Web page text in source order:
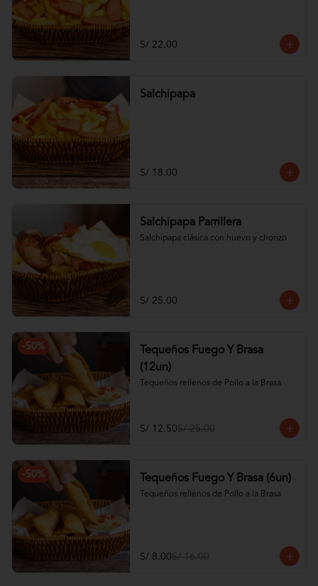
S/ 22.00
Salchipapa
S/ 18.00
Salchipapa Parrillera
Salchipapa clásica con huevo y chorizo
S/ 25.00
-50%
Tequeños Fuego Y Brasa
(12un)
Tequeños rellenos de Pollo a la Brasa
S/ 12.50S/ 25.00
-50% Tequeños Fuego Y Brasa (6un)
Tequeños rellenos de Pollo a la Brasa
S/ 8.00S/ 16.00